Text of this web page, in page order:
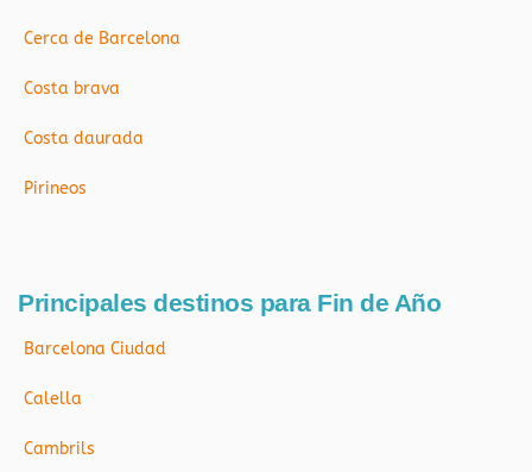
Cerca de Barcelona
Costa brava
Costa daurada
Pirineos
Principales destinos para Fin de Año
Barcelona Ciudad
Calella
Cambrils